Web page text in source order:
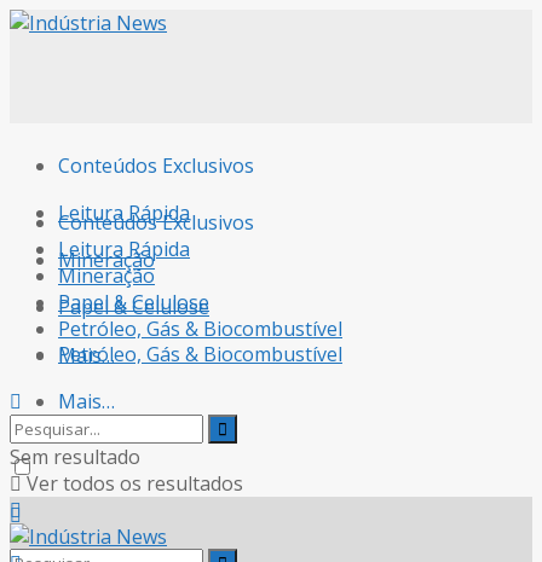
Conteúdos Exclusivos
Leitura Rápida
Mineração
Papel & Celulose
Petróleo, Gás & Biocombustível
Mais…
Conteúdos Exclusivos
Leitura Rápida
Mineração
Papel & Celulose
Petróleo, Gás & Biocombustível
Mais…
Sem resultado
Ver todos os resultados